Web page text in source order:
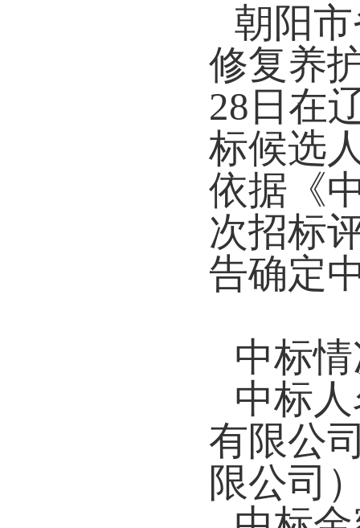
朝阳
修复养
28日 在
标候选
依据《
次招标
告确定
中标
中标
有限公
限公司